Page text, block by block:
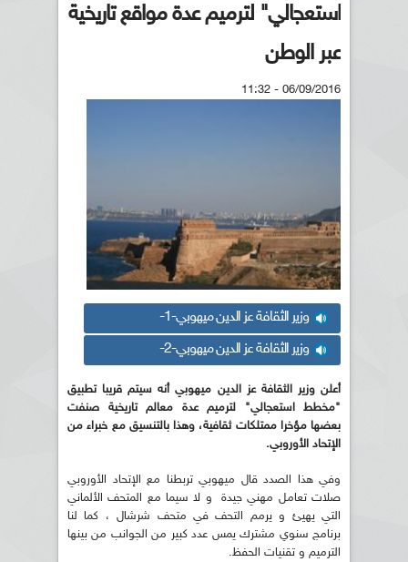
استعجالي" لترميم عدة مواقع تاريخية
عبر الوطن
06/09/2016 - 11:32
وزير الثقافة عز الدين ميهوبي-1-
وزير الثقافة عز الدين ميهوبي-2-
أعلن وزير الثقافة عز الدين ميهوبي أنه سيتم قريبا تطبيق
"مخطط استعجالي" لترميم عدة معالم تاريخية صنفت
بعضها مؤخرا ممتلكات ثقافية، وهذا بالتنسيق مع خبراء من
الإتحاد الأوروبي.
وفي هذا الصدد قال ميهوبي تربطنا مع الإتحاد الأوروبي
صلات تعامل مهني جيدة و لا سيما مع المتحف الألماني
التي يهيئ و يرمم التحف في متحف شرشال ، كما لنا
برنامج سنوي مشترك يمس عدد كبير من الجوانب من بينها
الترميم و تقنيات الحفظ.